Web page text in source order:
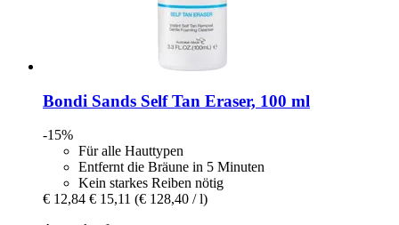
Bondi Sands Self Tan Eraser, 100 ml
-15%
Für alle Hauttypen
Entfernt die Bräune in 5 Minuten
Kein starkes Reiben nötig
€ 12,84 € 15,11 (€ 128,40 / l)